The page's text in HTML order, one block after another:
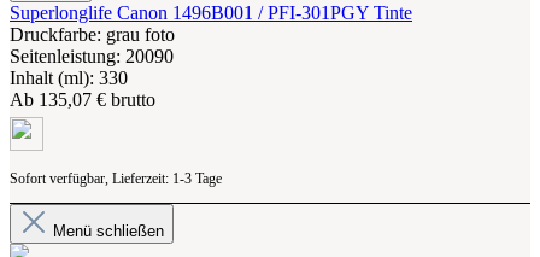
Superlonglife Canon 1496B001 / PFI-301PGY Tinte
Druckfarbe: grau foto
Seitenleistung: 20090
Inhalt (ml): 330
Ab 135,07 € brutto
Sofort verfügbar, Lieferzeit: 1-3 Tage
Menü schließen